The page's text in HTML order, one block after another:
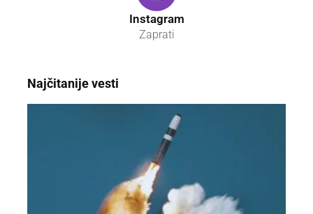
Instagram
Zaprati
Najčitanije vesti